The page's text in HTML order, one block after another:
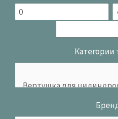
Категории